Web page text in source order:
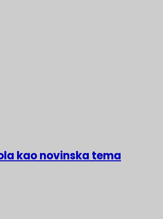
kao novinska tema